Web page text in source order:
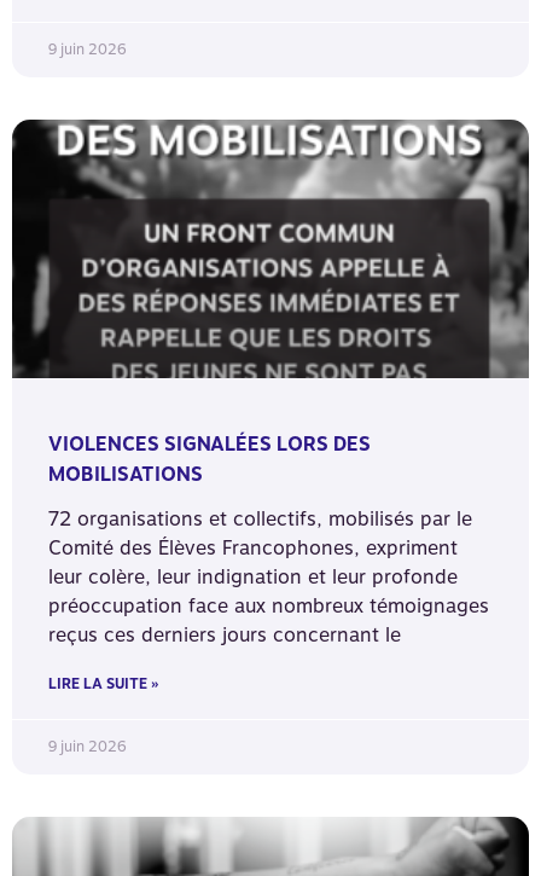
9 juin 2026
VIOLENCES SIGNALÉES LORS DES
MOBILISATIONS
72 organisations et collectifs, mobilisés par le
Comité des Élèves Francophones, expriment
leur colère, leur indignation et leur profonde
préoccupation face aux nombreux témoignages
reçus ces derniers jours concernant le
LIRE LA SUITE »
9 juin 2026